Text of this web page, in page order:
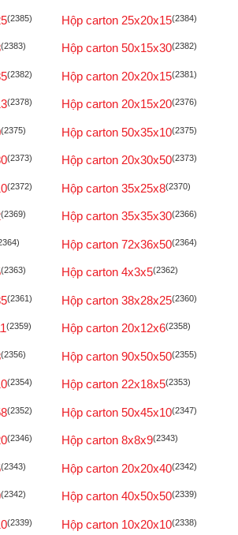
(2385) Hộp carton 25x20x15(2384)
(2383) Hộp carton 50x15x30(2382)
(2382) Hộp carton 20x20x15(2381)
(2378) Hộp carton 20x15x20(2376)
(2375) Hộp carton 50x35x10(2375)
(2373) Hộp carton 20x30x50(2373)
(2372) Hộp carton 35x25x8(2370)
(2369) Hộp carton 35x35x30(2366)
Hộp carton 72x36x50(2364)
(2363) Hộp carton 4x3x5(2362)
(2361) Hộp carton 38x28x25(2360)
(2359) Hộp carton 20x12x6(2358)
(2356) Hộp carton 90x50x50(2355)
(2354) Hộp carton 22x18x5(2353)
(2352) Hộp carton 50x45x10(2347)
(2346) Hộp carton 8x8x9(2343)
(2343) Hộp carton 20x20x40(2342)
(2342) Hộp carton 40x50x50(2339)
(2339) Hộp carton 10x20x10(2338)